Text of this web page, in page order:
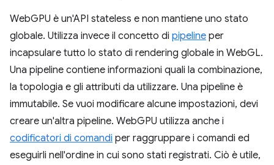
WebGPU è un'API stateless e non mantiene uno stato
globale. Utilizza invece il concetto di pipeline per
incapsulare tutto lo stato di rendering globale in WebGL.
Una pipeline contiene informazioni quali la combinazione,
la topologia e gli attributi da utilizzare. Una pipeline è
immutabile. Se vuoi modificare alcune impostazioni, devi
creare un'altra pipeline. WebGPU utilizza anche i
codificatori di comandi per raggruppare i comandi ed
eseguirli nell'ordine in cui sono stati registrati. Ciò è utile,